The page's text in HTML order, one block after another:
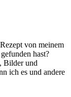
von meinem
hast?
Bilder und
ich es und andere